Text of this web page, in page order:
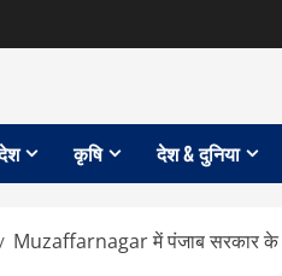
कृषि देश & दुनिया
Muzaffarnagar में पंजाब सरकार के